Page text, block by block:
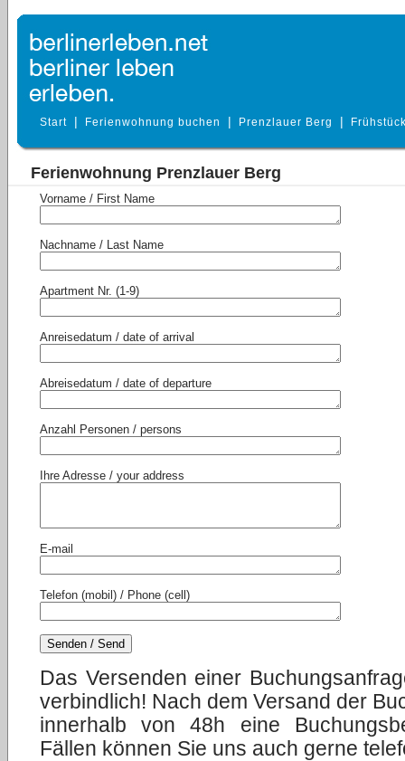
Start | Ferienwohnung buchen | Prenzlauer Berg |
Ferienwohnung Prenzlauer Berg
Vorname / First Name
Nachname / Last Name
Apartment Nr. (1-9)
Anreisedatum / date of arrival
Abreisedatum / date of departure
Anzahl Personen / persons
Ihre Adresse / your address
E-mail
Telefon (mobil) / Phone (cell)
Das Versenden einer
verbindlich! Nach dem Versand der
innerhalb von 48h eine
Fällen können Sie uns auch gerne